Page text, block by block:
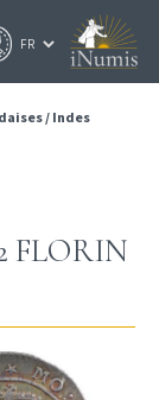
/ Indes
FLORIN